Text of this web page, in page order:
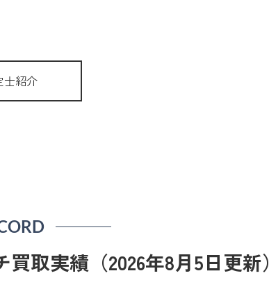
士紹介
取実績（2026年8月5日更新）